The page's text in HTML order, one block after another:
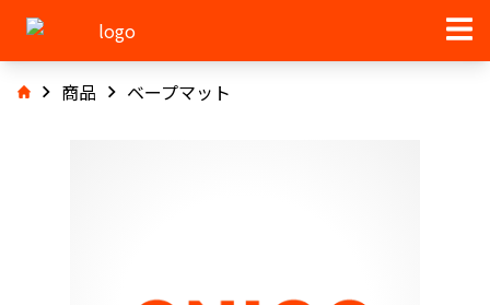
商品 ベープマット